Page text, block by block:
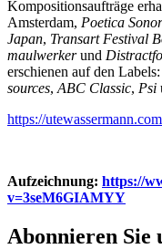
Kompositionsaufträge
Amsterdam, Poetica
Japan, Transart Festival
maulwerkerund
erschienen auf den Labels:
sources, ABC Classic, Psi
https://
Aufzeichnung: https://
v=3seM6GIAMYY
Abonnieren Sie